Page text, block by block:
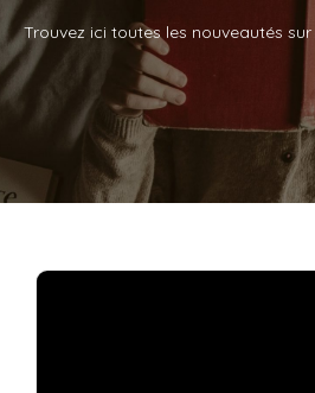
Trouvez ici toutes les nouveautés sur